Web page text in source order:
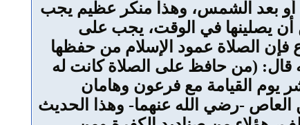
أو بعد الشمس، وهذا منكر عظيم يجب
أن يصلينها في الوقت، يجب على
فإن الصلاة عمود الإسلام من حفظها
قال: (من حافظ على الصلاة كانت له
يوم القيامة مع فرعون وهامان
-رضي الله عنهما- وهذا الحديث